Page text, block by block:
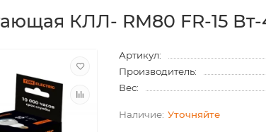
КЛЛ- RM80 FR-15
Артикул:
Производитель:
Вес:
Уточняйте